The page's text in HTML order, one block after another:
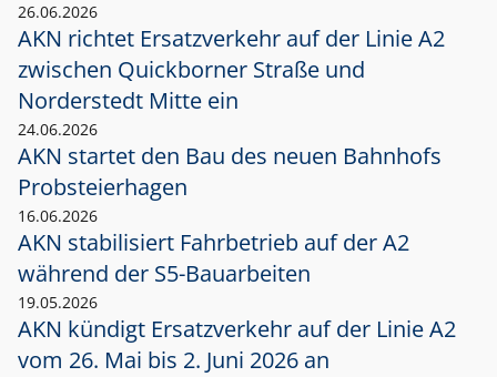
26.06.2026
AKN richtet Ersatzverkehr auf der Linie A2
zwischen Quickborner Straße und
Norderstedt Mitte ein
24.06.2026
AKN startet den Bau des neuen Bahnhofs
Probsteierhagen
16.06.2026
AKN stabilisiert Fahrbetrieb auf der A2
während der S5-Bauarbeiten
19.05.2026
AKN kündigt Ersatzverkehr auf der Linie A2
vom 26. Mai bis 2. Juni 2026 an